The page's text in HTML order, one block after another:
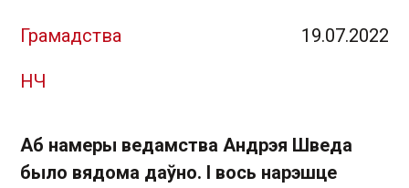
Грамадства 19.07.2022
НЧ
Аб намеры ведамства Андрэя Шведа
было вядома даўно. І вось нарэшце